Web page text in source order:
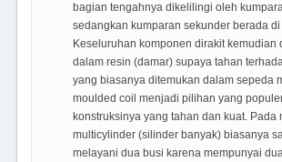
bagian tengahnya dikelilingi oleh
sedangkan kumparan sekunder berada
Keseluruhan komponen dirakit kemudian
dalam resin (damar) supaya tahan
yang biasanya ditemukan dalam sepeda
moulded coil menjadi pilihan yang
konstruksinya yang tahan dan kuat. Pada
multicylinder (silinder banyak) biasanya
melayani dua busi karena mempunyai